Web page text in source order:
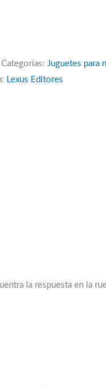
Categorías: Juguetes para
Lexus Editores
la respuesta en la